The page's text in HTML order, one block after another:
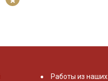
Работы из